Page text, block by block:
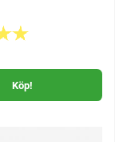
Köp!